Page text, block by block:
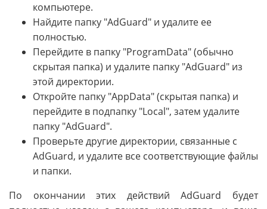
компьютере.
Найдите папку "AdGuard" и удалите ее
полностью.
Перейдите в папку "ProgramData" (обычно
скрытая папка) и удалите папку "AdGuard" из
этой директории.
Откройте папку "AppData" (скрытая папка) и
перейдите в подпапку "Local", затем удалите
папку "AdGuard".
Проверьте другие директории, связанные с
AdGuard, и удалите все соответствующие файлы
и папки.
По окончании этих действий AdGuard будет